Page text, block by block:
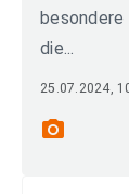
die...
25.07.2024,
photo_camera